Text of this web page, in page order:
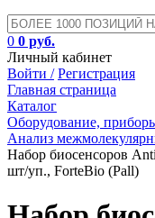
0 0 руб.
Личный кабинет
Войти / Регистрация
Главная страница
Каталог
Оборудование,
Анализ
Набор биосенсоров
шт/уп., ForteBio (Pall)